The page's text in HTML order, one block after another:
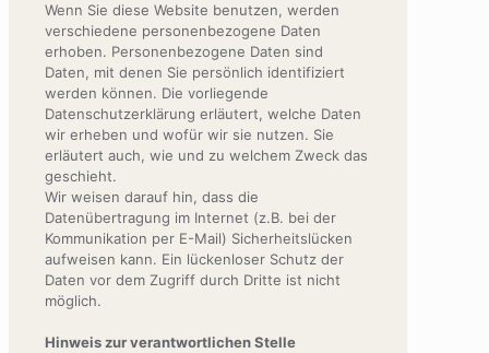
Wenn Sie diese Website benutzen, werden
verschiedene personenbezogene Daten
erhoben. Personenbezogene Daten sind
Daten, mit denen Sie persönlich identifiziert
werden können. Die vorliegende
Datenschutzerklärung erläutert, welche Daten
wir erheben und wofür wir sie nutzen. Sie
erläutert auch, wie und zu welchem Zweck das
geschieht.
Wir weisen darauf hin, dass die
Datenübertragung im Internet (z.B. bei der
Kommunikation per E-Mail) Sicherheitslücken
aufweisen kann. Ein lückenloser Schutz der
Daten vor dem Zugriff durch Dritte ist nicht
möglich.
Hinweis zur verantwortlichen Stelle